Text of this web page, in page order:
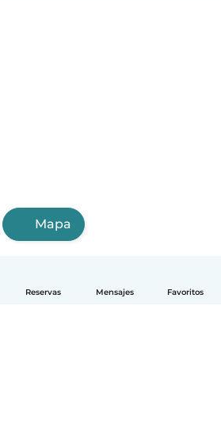
Reservas Mensajes Favoritos
Mapa